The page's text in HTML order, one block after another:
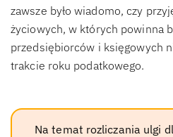
zawsze było wiadomo, czy
życiowych, w których powinna
przedsiębiorców i księgowych
trakcie roku podatkowego.
Na temat rozliczania ulgi